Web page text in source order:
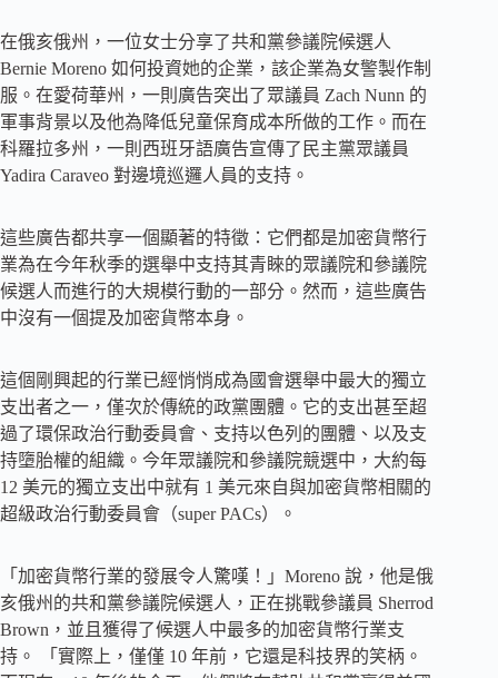
在俄亥俄州，一位女士分享了共和黨參議院候選人
Bernie Moreno 如何投資她的企業，該企業為女警製作制
服。在愛荷華州，一則廣告突出了眾議員 Zach Nunn 的
軍事背景以及他為降低兒童保育成本所做的工作。而在
科羅拉多州，一則西班牙語廣告宣傳了民主黨眾議員
Yadira Caraveo 對邊境巡邏人員的支持。
這些廣告都共享一個顯著的特徵：它們都是加密貨幣行
業為在今年秋季的選舉中支持其青睞的眾議院和參議院
候選人而進行的大規模行動的一部分。然而，這些廣告
中沒有一個提及加密貨幣本身。
這個剛興起的行業已經悄悄成為國會選舉中最大的獨立
支出者之一，僅次於傳統的政黨團體。它的支出甚至超
過了環保政治行動委員會、支持以色列的團體、以及支
持墮胎權的組織。今年眾議院和參議院競選中，大約每
12 美元的獨立支出中就有 1 美元來自與加密貨幣相關的
超級政治行動委員會（super PACs）。
「加密貨幣行業的發展令人驚嘆！」Moreno 說，他是俄
亥俄州的共和黨參議院候選人，正在挑戰參議員 Sherrod
Brown，並且獲得了候選人中最多的加密貨幣行業支
持。 「實際上，僅僅 10 年前，它還是科技界的笑柄。